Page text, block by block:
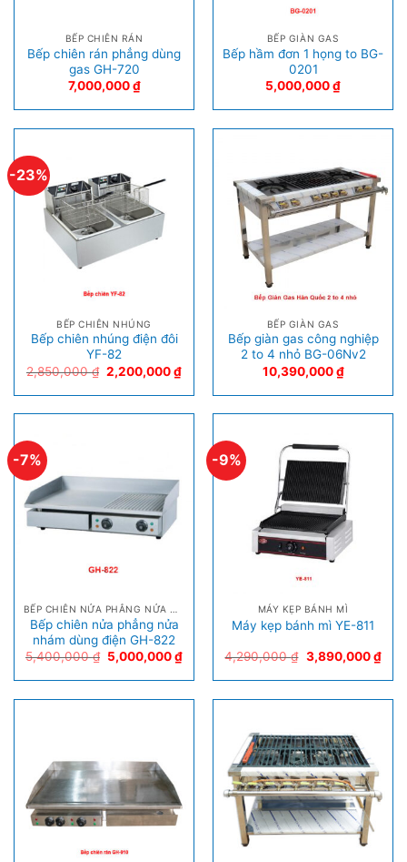
BẾP CHIÊN RÁN
Bếp chiên rán phẳng dùng
gas GH-720
7,000,000₫
BẾP GIÀN GAS
Bếp hầm đơn 1 họng to BG-
0201
5,000,000₫
-23%
BẾP CHIÊN NHÚNG
Bếp chiên nhúng điện đôi
YF-82
2,850,000₫ 2,200,000₫
BẾP GIÀN GAS
Bếp giàn gas công nghiệp
2 to 4 nhỏ BG-06Nv2
10,390,000₫
-7%
Bếp chiên nửa phẳng nửa
nhám dùng điện GH-822
5,400,000₫ 5,000,000₫
-9%
MÁY KẸP BÁNH MÌ
Máy kẹp bánh mì YE-811
4,290,000₫ 3,890,000₫